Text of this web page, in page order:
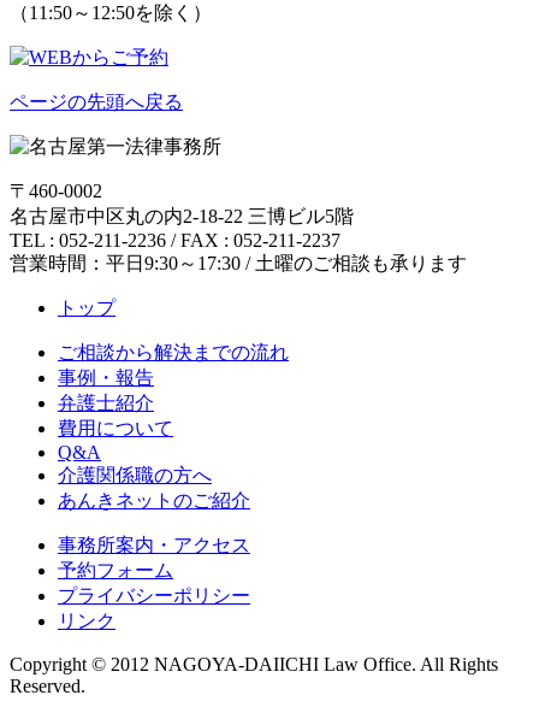
（11:50～12:50を除く ）
ページの先頭へ戻る
〒460-0002
名古屋市中区丸の内2-18-22 三博ビル5階
TEL : 052-211-2236 / FAX : 052-211-2237
営業時間：平日9:30～17:30 / 土曜のご相談も承ります
トップ
ご相談から解決までの流れ
事例・報告
弁護士紹介
費用について
Q&A
介護関係職の方へ
あんきネットのご紹介
事務所案内・アクセス
予約フォーム
プライバシーポリシー
リンク
Copyright © 2012 NAGOYA-DAIICHI Law Office. All Rights
Reserved.